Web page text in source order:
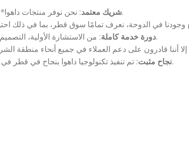
شريك معتمد: نحن نوفر منتجات داهوا® الأصلية، مدعومة بضمان الشركة المصنعة ولوجستيات موثوقة.
دورة خدمة كاملة: من الاستشارة الأولية، التصميم، التوريد، التركيب إلى التدريب والصيانة — نحن نتولى كل شيء.
نجاح مثبت: تم تنفيذ تكنولوجيا داهوا بنجاح في قطر في قطاعات مثل الحكومة، البيع بالتجزئة، التعليم والرعاية الصحية.